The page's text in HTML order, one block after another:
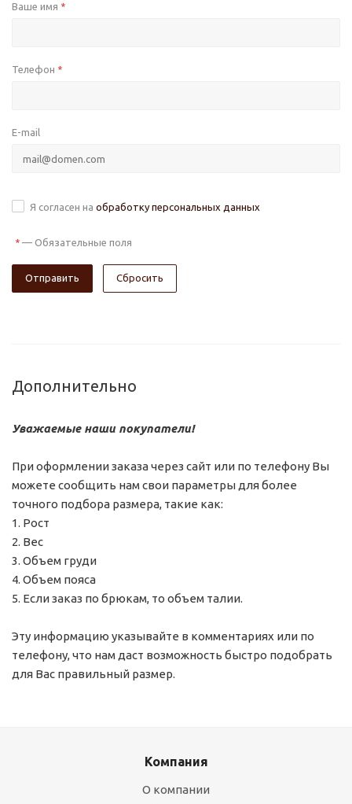
Ваше имя *
Телефон *
E-mail
Я согласен на обработку персональных данных
* — Обязательные поля
Сбросить
Дополнительно
Уважаемые наши покупатели!
При оформлении заказа через сайт или по телефону Вы
можете сообщить нам свои параметры для более
точного подбора размера, такие как:
1. Рост
2. Вес
3. Объем груди
4. Объем пояса
5. Если заказ по брюкам, то объем талии.
Эту информацию указывайте в комментариях или по
телефону, что нам даст возможность быстро подобрать
для Вас правильный размер.
Компания
О компании